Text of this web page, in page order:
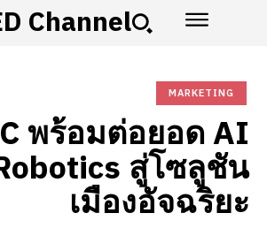
Channel
MARKETING
พร้อมต่อยอด AI
สู่โซลูชัน
เมืองอัจฉริยะ